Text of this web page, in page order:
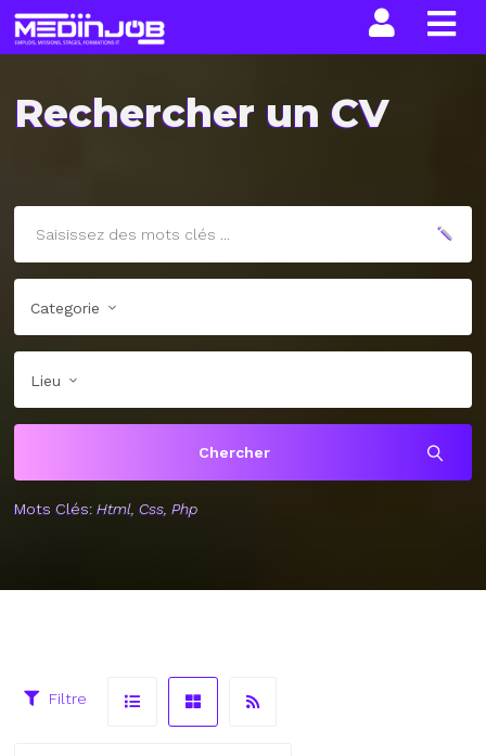
Rechercher un CV
Categorie
Lieu
Chercher
Mots Clés:Html, Css, Php
Filtre